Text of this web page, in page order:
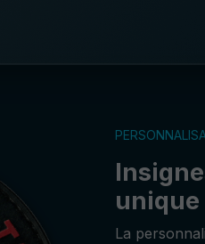
unique
La